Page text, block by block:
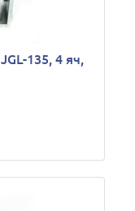
135, 4 яч,